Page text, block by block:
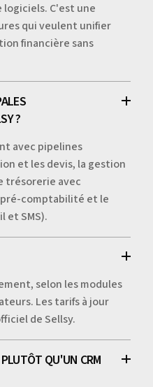
C'est une
qui veulent unifier
financière sans
?
avec pipelines
et les devis, la gestion
trésorerie avec
comptabilité et le
et SMS).
selon les modules
Les tarifs à jour
de Sellsy.
QU'UN CRM